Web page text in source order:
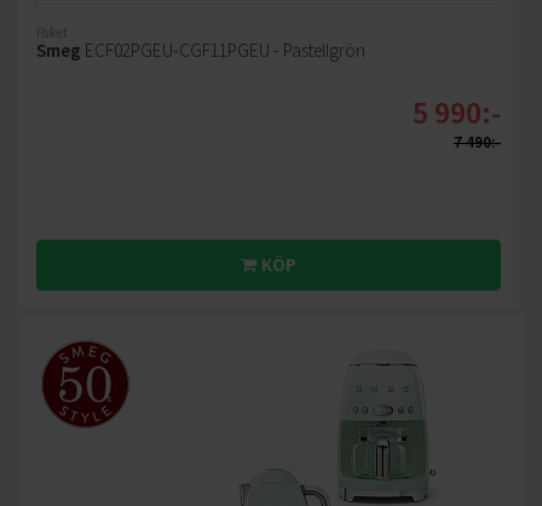
Paket
Smeg ECF02PGEU-CGF11PGEU - Pastellgrön
5 990:-
7 490:-
KÖP